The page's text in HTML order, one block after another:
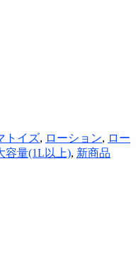
トイズ, ローション, ロー
容量(1L以上), 新商品